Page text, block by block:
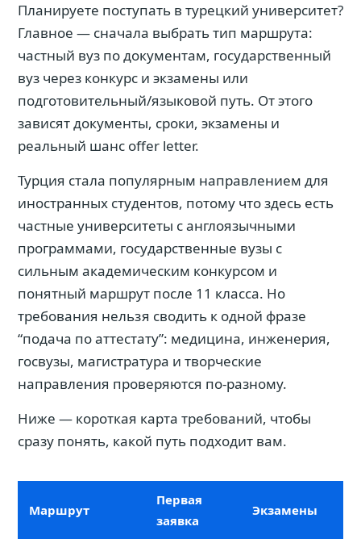
Планируете поступать в турецкий университет?
Главное — сначала выбрать тип маршрута:
частный вуз по документам, государственный
вуз через конкурс и экзамены или
подготовительный/языковой путь. От этого
зависят документы, сроки, экзамены и
реальный шанс offer letter.
Турция стала популярным направлением для
иностранных студентов, потому что здесь есть
частные университеты с англоязычными
программами, государственные вузы с
сильным академическим конкурсом и
понятный маршрут после 11 класса. Но
требования нельзя сводить к одной фразе
“подача по аттестату”: медицина, инженерия,
госвузы, магистратура и творческие
направления проверяются по-разному.
Ниже — короткая карта требований, чтобы
сразу понять, какой путь подходит вам.
Маршрут
Первая
заявка
Экзамены